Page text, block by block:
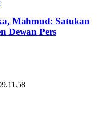
Mahmud: Satukan
Dewan Pers